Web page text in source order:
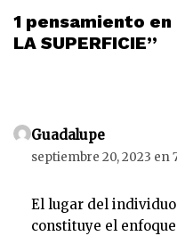
1 pensamiento en
LA SUPERFICIE”
Guadalupe
septiembre 20, 2023 en
El lugar del
constituye el